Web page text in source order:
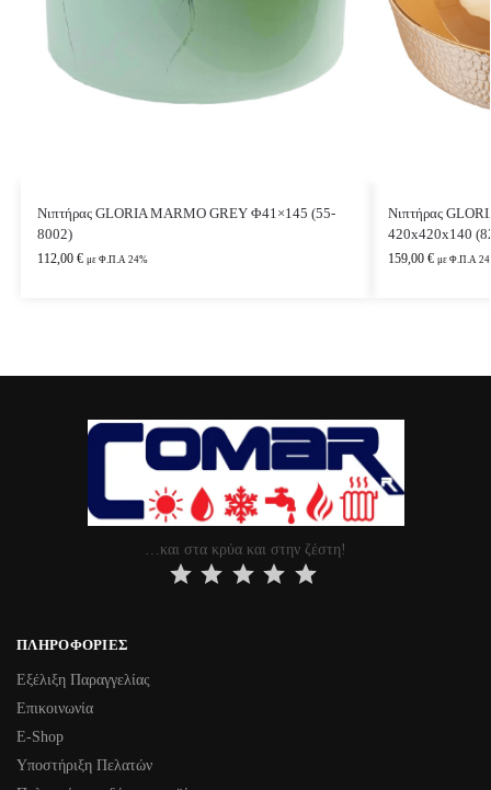
Νιπτήρας GLORIA MARMO GREY Φ41×145 (55-
8002)
112,00 € με Φ.Π.Α 24%
Νιπτήρας
420x420x140
159,00 € με Φ.Π.Α
…και στα κρύα και στην ζέστη!
ΠΛΗΡΟΦΟΡΊΕΣ
Εξέλιξη Παραγγελίας
Επικοινωνία
Ε-Shop
Υποστήριξη Πελατών